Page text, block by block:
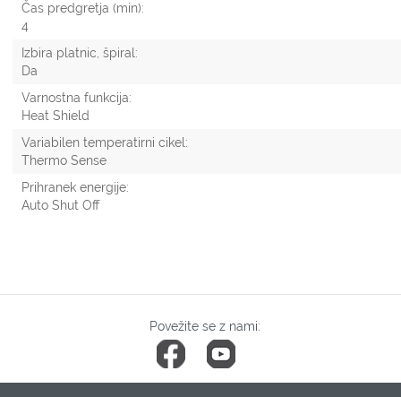
Čas predgretja (min):
4
Izbira platnic, špiral:
Da
Varnostna funkcija:
Heat Shield
Variabilen temperatirni cikel:
Thermo Sense
Prihranek energije:
Auto Shut Off
Povežite se z nami: